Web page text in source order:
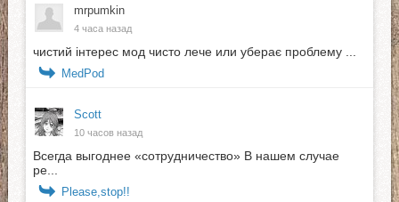
mrpumkin
4 часа назад
чистий інтерес мод чисто лече или уберає проблему ...
MedPod
Scott
10 часов назад
Всегда выгоднее «сотрудничество» В нашем случае
ре...
Please,stop!!